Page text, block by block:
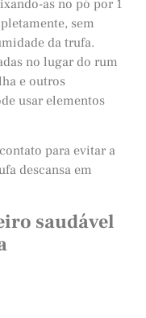
as no pó por 1
sem
da trufa.
no lugar do rum
e outros
usar elementos
para evitar a
descansa em